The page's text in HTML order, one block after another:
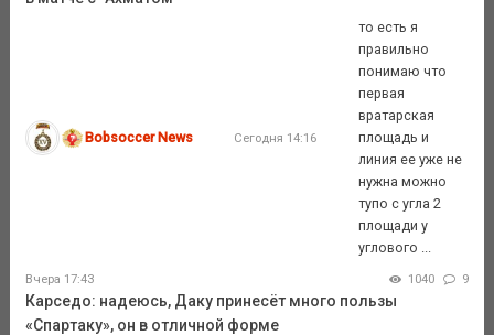
Bobsoccer News Сегодня 14:16
то есть я
правильно
понимаю что
первая
вратарская
площадь и
линия ее уже не
нужна можно
тупо с угла 2
площади у
углового ...
Вчера 17:43 1040 9
Карседо: надеюсь, Даку принесёт много пользы
«Спартаку», он в отличной форме